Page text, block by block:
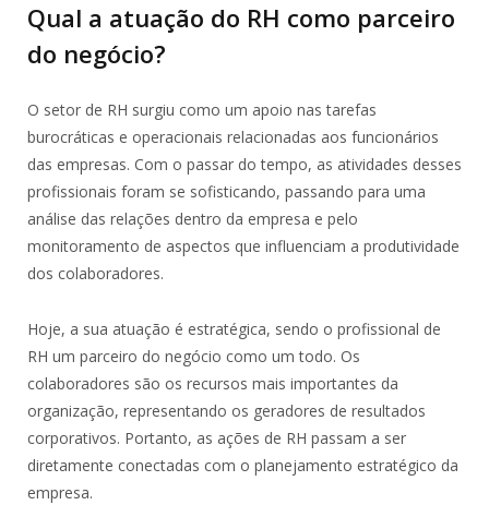
Qual a atuação do RH como parceiro
do negócio?
O setor de RH surgiu como um apoio nas tarefas
burocráticas e operacionais relacionadas aos funcionários
das empresas. Com o passar do tempo, as atividades desses
profissionais foram se sofisticando, passando para uma
análise das relações dentro da empresa e pelo
monitoramento de aspectos que influenciam a produtividade
dos colaboradores.
Hoje, a sua atuação é estratégica, sendo o profissional de
RH um parceiro do negócio como um todo. Os
colaboradores são os recursos mais importantes da
organização, representando os geradores de resultados
corporativos. Portanto, as ações de RH passam a ser
diretamente conectadas com o planejamento estratégico da
empresa.